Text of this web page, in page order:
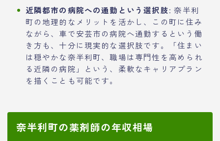
近隣都市の病院への通勤という選択肢: 奈半利
町の地理的なメリットを活かし、この町に住み
ながら、車で安芸市の病院へ通勤するという働
き方も、十分に現実的な選択肢です。「住まい
は穏やかな奈半利町、職場は専門性を高められ
る近隣の病院」という、柔軟なキャリアプラン
を描くことも可能です。
奈半利町の薬剤師の年収相場